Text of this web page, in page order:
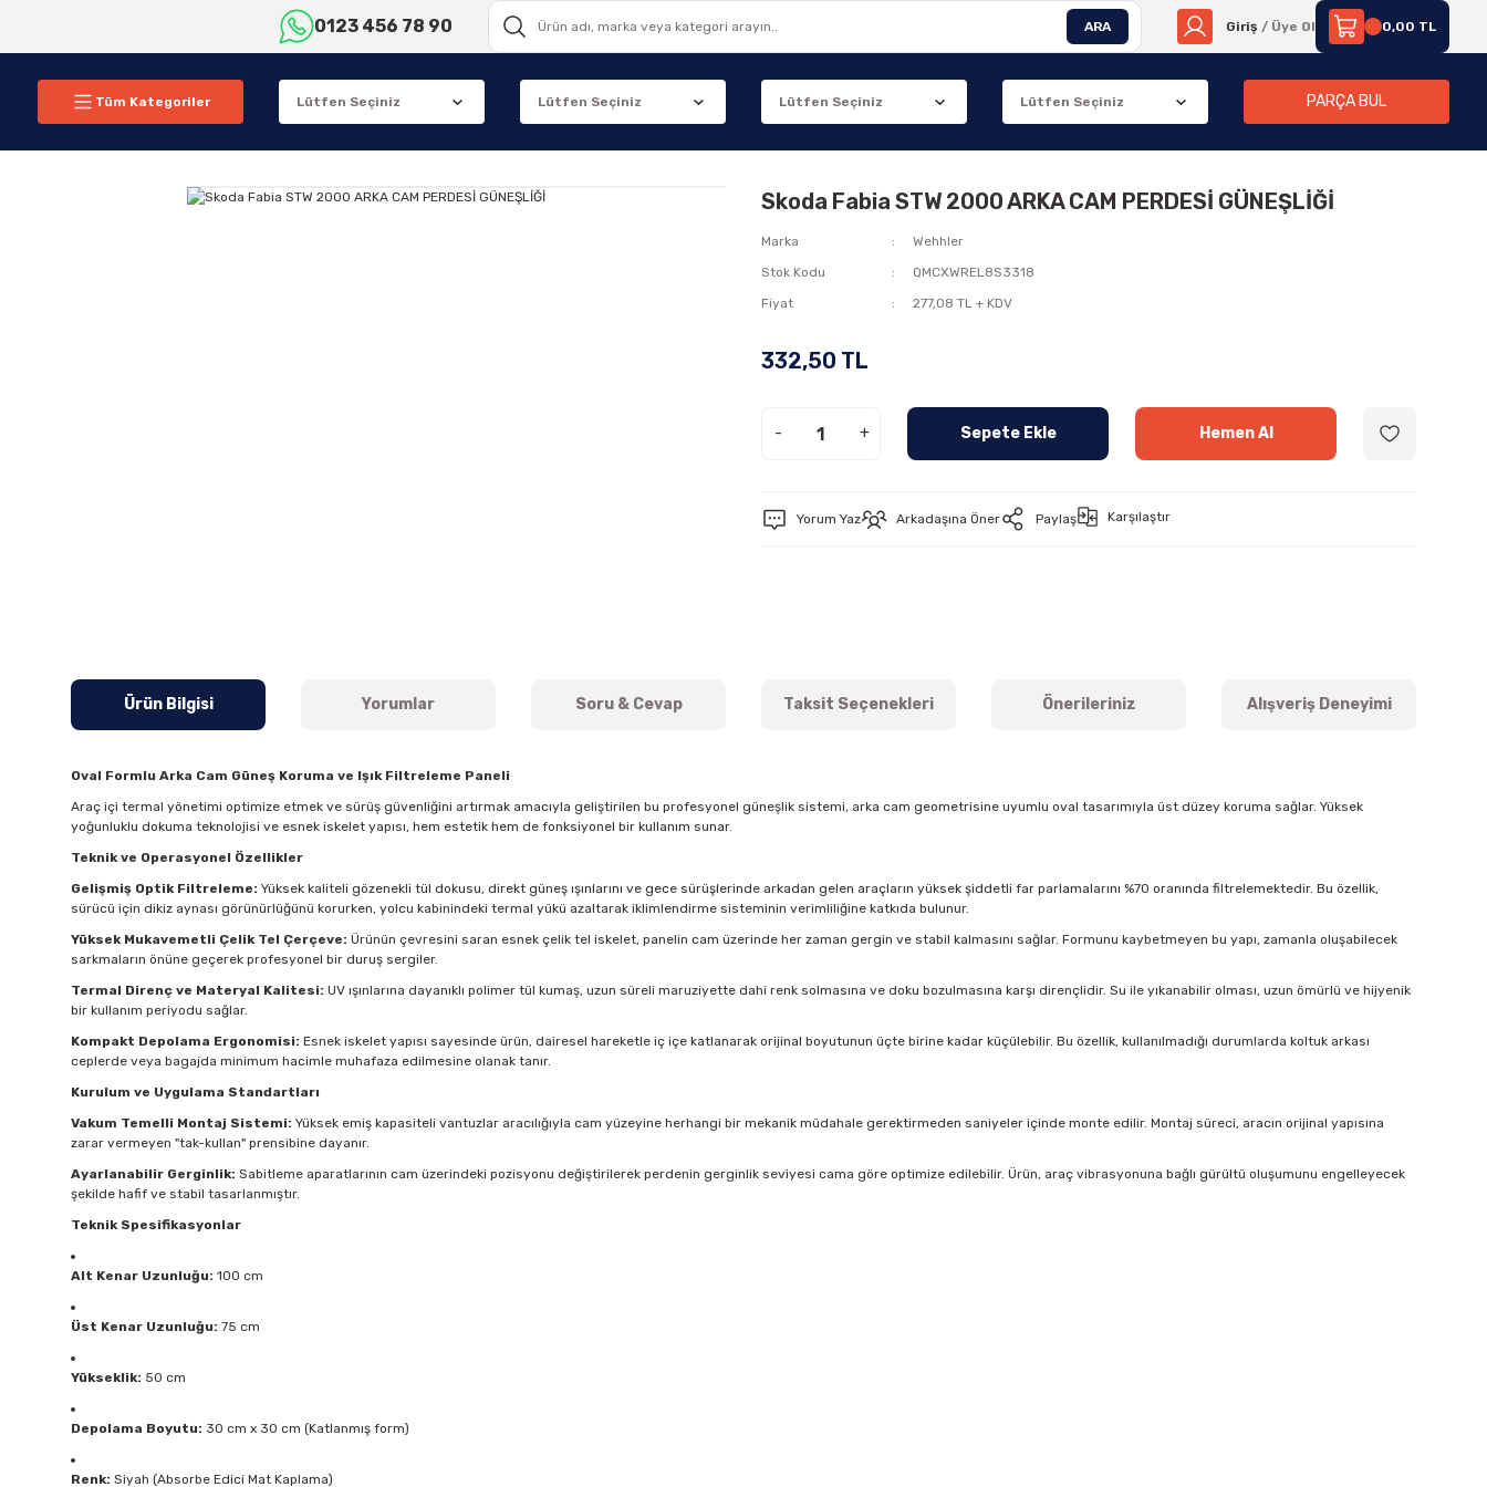
0123 456 78 90 ARA Giriş / Üye Ol 0,00 TL
Tüm Kategoriler PARÇA BUL
Skoda Fabia STW 2000 ARKA CAM PERDESİ GÜNEŞLİĞİ
Marka
Wehhler
Stok Kodu
QMCXWREL8S3318
Fiyat
277,08 TL + KDV
332,50 TL
- + Sepete Ekle Hemen Al
Yorum Yaz Arkadaşına Öner Paylaş Karşılaştır
Ürün Bilgisi Yorumlar Soru & Cevap Taksit Seçenekleri Önerileriniz Alışveriş Deneyimi
Oval Formlu Arka Cam Güneş Koruma ve Işık Filtreleme Paneli
Araç içi termal yönetimi optimize etmek ve sürüş güvenliğini artırmak amacıyla geliştirilen bu profesyonel güneşlik sistemi, arka cam geometrisine uyumlu oval tasarımıyla üst düzey koruma sağlar. Yüksek
yoğunluklu dokuma teknolojisi ve esnek iskelet yapısı, hem estetik hem de fonksiyonel bir kullanım sunar.
Teknik ve Operasyonel Özellikler
Gelişmiş Optik Filtreleme: Yüksek kaliteli gözenekli tül dokusu, direkt güneş ışınlarını ve gece sürüşlerinde arkadan gelen araçların yüksek şiddetli far parlamalarını %70 oranında filtrelemektedir. Bu özellik,
sürücü için dikiz aynası görünürlüğünü korurken, yolcu kabinindeki termal yükü azaltarak iklimlendirme sisteminin verimliliğine katkıda bulunur.
Yüksek Mukavemetli Çelik Tel Çerçeve: Ürünün çevresini saran esnek çelik tel iskelet, panelin cam üzerinde her zaman gergin ve stabil kalmasını sağlar. Formunu kaybetmeyen bu yapı, zamanla oluşabilecek
sarkmaların önüne geçerek profesyonel bir duruş sergiler.
Termal Direnç ve Materyal Kalitesi: UV ışınlarına dayanıklı polimer tül kumaş, uzun süreli maruziyette dahi renk solmasına ve doku bozulmasına karşı dirençlidir. Su ile yıkanabilir olması, uzun ömürlü ve hijyenik
bir kullanım periyodu sağlar.
Kompakt Depolama Ergonomisi: Esnek iskelet yapısı sayesinde ürün, dairesel hareketle iç içe katlanarak orijinal boyutunun üçte birine kadar küçülebilir. Bu özellik, kullanılmadığı durumlarda koltuk arkası
ceplerde veya bagajda minimum hacimle muhafaza edilmesine olanak tanır.
Kurulum ve Uygulama Standartları
Vakum Temelli Montaj Sistemi: Yüksek emiş kapasiteli vantuzlar aracılığıyla cam yüzeyine herhangi bir mekanik müdahale gerektirmeden saniyeler içinde monte edilir. Montaj süreci, aracın orijinal yapısına
zarar vermeyen "tak-kullan" prensibine dayanır.
Ayarlanabilir Gerginlik: Sabitleme aparatlarının cam üzerindeki pozisyonu değiştirilerek perdenin gerginlik seviyesi cama göre optimize edilebilir. Ürün, araç vibrasyonuna bağlı gürültü oluşumunu engelleyecek
şekilde hafif ve stabil tasarlanmıştır.
Teknik Spesifikasyonlar
Alt Kenar Uzunluğu: 100 cm
Üst Kenar Uzunluğu: 75 cm
Yükseklik: 50 cm
Depolama Boyutu: 30 cm x 30 cm (Katlanmış form)
Renk: Siyah (Absorbe Edici Mat Kaplama)